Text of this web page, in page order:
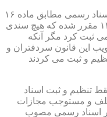
مبحث سوم): موانع موجود برای تنظیم اسناد رسمی مطابق ماده ۱۶
آیین نامه دفاتر اسناد رسمی مصوب ۱۳۱۷ مقرر شده که هیچ سندی
ثبت کرد مگر آنکه
این قانون سردفتران و
و ثبت می کردند
فقط تنظیم و ثبت اسناد
و مستوجب مجازات
آیین نامه دفاتر اسناد رسمی مصوب